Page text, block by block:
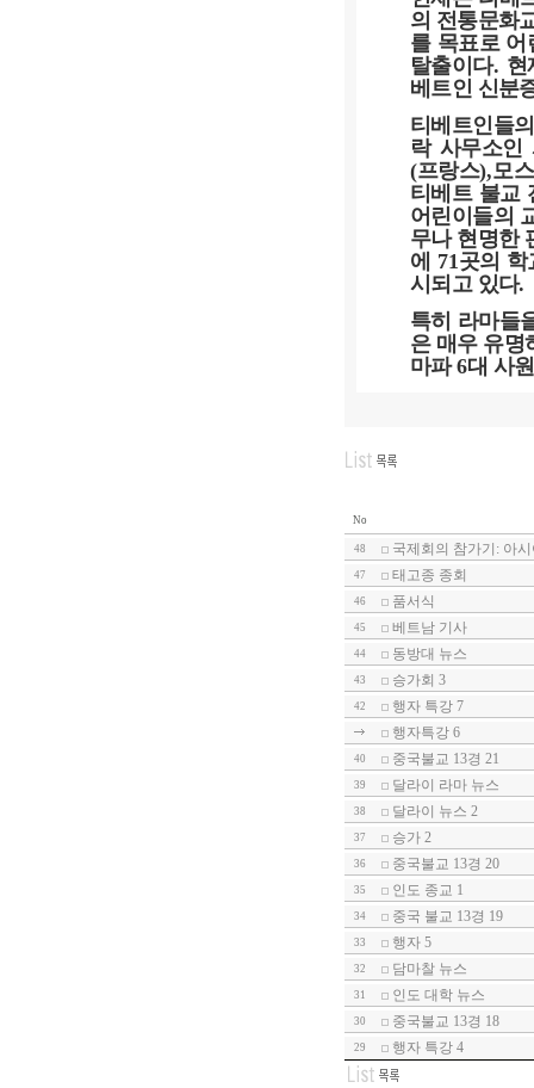
의 전통문화
를 목표로 어
탈출이다. 현
베트인 신분
티베트인들
락 사무소인
(프랑스),모
티베트 불교
어린이들의
무나 현명한
에 71곳의 학
시되고 있다.
특히 라마들
은 매우 유명
마파6대 사
No
48 국제회의 참가기: 아
47 태고종 종회
46 품서식
45 베트남 기사
44 동방대 뉴스
43 승가회 3
42
행자 특강 7
행자특강 6
40 중국불교 13경 21
39 달라이 라마 뉴스
38 달라이 뉴스 2
37 승가 2
36 중국불교 13경 20
35 인도 종교 1
34 중국 불교 13경 19
33 행자 5
32 담마찰 뉴스
31 인도 대학 뉴스
30 중국불교 13경 18
29 행자 특강 4